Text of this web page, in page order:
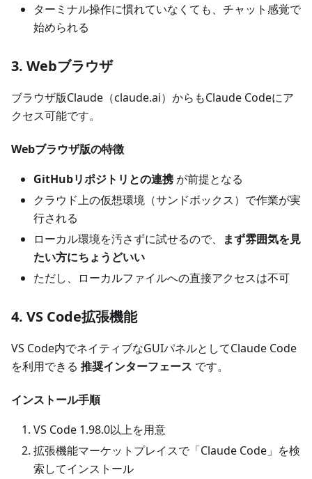
ターミナル操作に慣れていなくても、チャット感覚で
始められる
3. Webブラウザ
ブラウザ版Claude（claude.ai）からもClaude Codeにア
クセス可能です。
Webブラウザ版の特徴
GitHubリポジトリとの連携 が前提となる
クラウド上の仮想環境（サンドボックス）で作業が実
行される
ローカル環境を汚さずに試せるので、
まず雰囲気を見
たい方にちょうどいい
ただし、ローカルファイルへの直接アクセスは不可
4. VS Code拡張機能
VS Code内でネイティブなGUIパネルとしてClaude Code
を利用できる 推奨インターフェース です。
インストール手順
VS Code 1.98.0以上を用意
拡張機能マーケットプレイスで「Claude Code」を検
索してインストール